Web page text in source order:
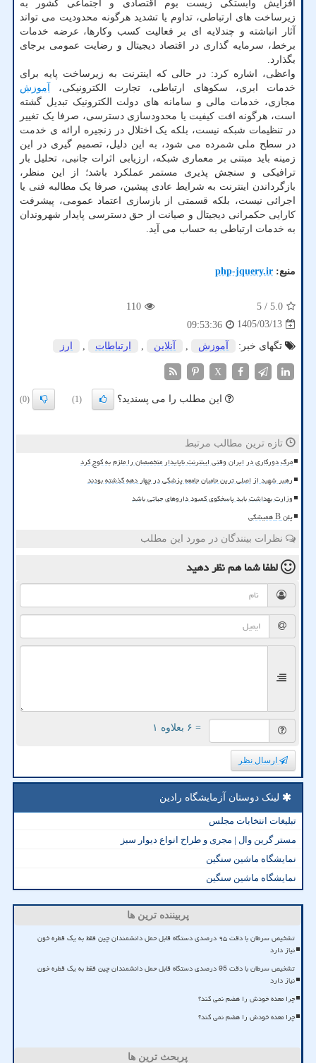
افزایش وابستگی زیست بوم اقتصادی و اجتماعی کشور به
زیرساخت های ارتباطی، تداوم یا تشدید هرگونه محدودیت می تواند
آثار انباشته و چندلایه ای بر فعالیت کسب وکارها، عرضه خدمات
برخط، سرمایه گذاری در اقتصاد دیجیتال و رضایت عمومی برجای
بگذارد.
واعظی، اشاره کرد: در حالی که اینترنت به زیرساخت پایه برای
خدمات ابری، سکوهای ارتباطی، تجارت الکترونیکی،
آموزش
مجازی، خدمات مالی و سامانه های دولت الکترونیک تبدیل گشته
است، هرگونه افت کیفیت یا محدودسازی دسترسی، صرفا یک تغییر
در تنظیمات شبکه نیست، بلکه یک اختلال در زنجیره ارائه ی خدمت
در سطح ملی شمرده می شود، به این دلیل، تصمیم گیری در این
زمینه باید مبتنی بر معماری شبکه، ارزیابی اثرات جانبی، تحلیل بار
ترافیکی و سنجش پذیری مستمر عملکرد باشد؛ از این منظر،
بازگرداندن اینترنت به شرایط عادی پیشین، صرفا یک مطالبه فنی یا
اجرائی نیست، بلکه قسمتی از بازسازی اعتماد عمومی، پیشرفت
کارایی حکمرانی دیجیتال و صیانت از حق دسترسی پایدار شهروندان
به خدمات ارتباطی به حساب می آید.
منبع: php-jquery.ir
5.0
/ 5
110
1405/03/13
09:53:36
تگهای خبر:
آموزش آنلاین ارتباطات ارز
X
این مطلب را می پسندید؟ (1)
(0)
تازه ترین مطالب مرتبط
مرگ دورکاری در ایران وقتی اینترنت ناپایدار متخصصان را ملزم به کوچ کرد
رهبر شهید از اصلی ترین حامیان جامعه پزشکی در چهار دهه گذشته بودند
وزارت بهداشت باید پاسخگوی کمبود داروهای حیاتی باشد
پلن B همیشگی
نظرات بینندگان در مورد این مطلب
لطفا شما همنظر دهید
= ۶ بعلاوه ۱
ارسال نظر
لینک دوستان آزمایشگاه رادین
تبلیغات انتخابات مجلس
مستر گرین وال | مجری و طراح انواع دیوار سبز
نمایشگاه ماشین سنگین
نمایشگاه ماشین سنگین
پربیننده ترین ها
تشخیص سرطان با دقت ۹۵ درصدی دستگاه قابل حمل دانشمندان چین فقط به یک قطره خون
نیاز دارد
تشخیص سرطان با دقت 95 درصدی دستگاه قابل حمل دانشمندان چین فقط به یک قطره خون
نیاز دارد
چرا معده خودش را هضم نمی کند؟
چرا معده خودش را هضم نمی کند؟
پربحث ترین ها